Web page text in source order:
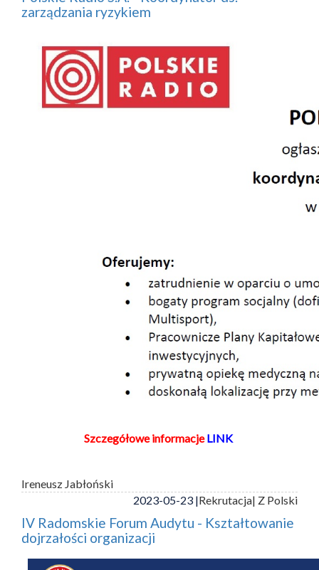
zarządzania ryzykiem
Szczegółowe informacje LINK
Ireneusz Jabłoński
2023-05-23 |Rekrutacja| Z Polski
IV Radomskie Forum Audytu - Kształtowanie
dojrzałości organizacji